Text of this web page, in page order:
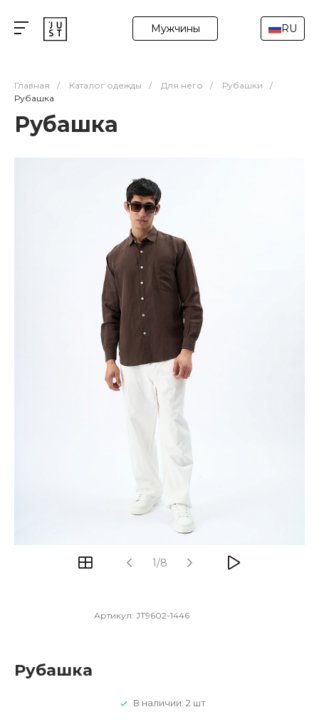
Мужчины RU
Главная / Каталог одежды / Для него / Рубашки
/
Рубашка
Рубашка
1/8
Артикул: JT9602-1446
Рубашка
В наличии: 2 шт